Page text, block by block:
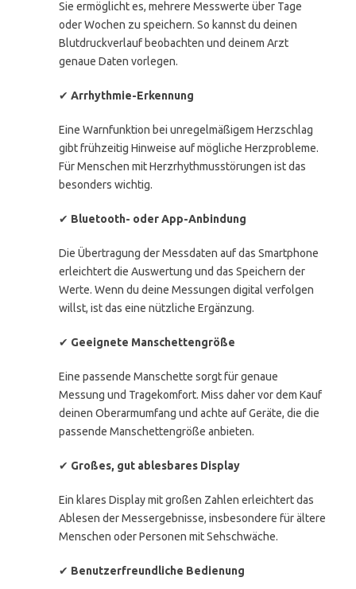
Sie ermöglicht es, mehrere Messwerte über Tage
oder Wochen zu speichern. So kannst du deinen
Blutdruckverlauf beobachten und deinem Arzt
genaue Daten vorlegen.
✔ Arrhythmie-Erkennung
Eine Warnfunktion bei unregelmäßigem Herzschlag
gibt frühzeitig Hinweise auf mögliche Herzprobleme.
Für Menschen mit Herzrhythmusstörungen ist das
besonders wichtig.
✔ Bluetooth- oder App-Anbindung
Die Übertragung der Messdaten auf das Smartphone
erleichtert die Auswertung und das Speichern der
Werte. Wenn du deine Messungen digital verfolgen
willst, ist das eine nützliche Ergänzung.
✔ Geeignete Manschettengröße
Eine passende Manschette sorgt für genaue
Messung und Tragekomfort. Miss daher vor dem Kauf
deinen Oberarmumfang und achte auf Geräte, die die
passende Manschettengröße anbieten.
✔ Großes, gut ablesbares Display
Ein klares Display mit großen Zahlen erleichtert das
Ablesen der Messergebnisse, insbesondere für ältere
Menschen oder Personen mit Sehschwäche.
✔ Benutzerfreundliche Bedienung